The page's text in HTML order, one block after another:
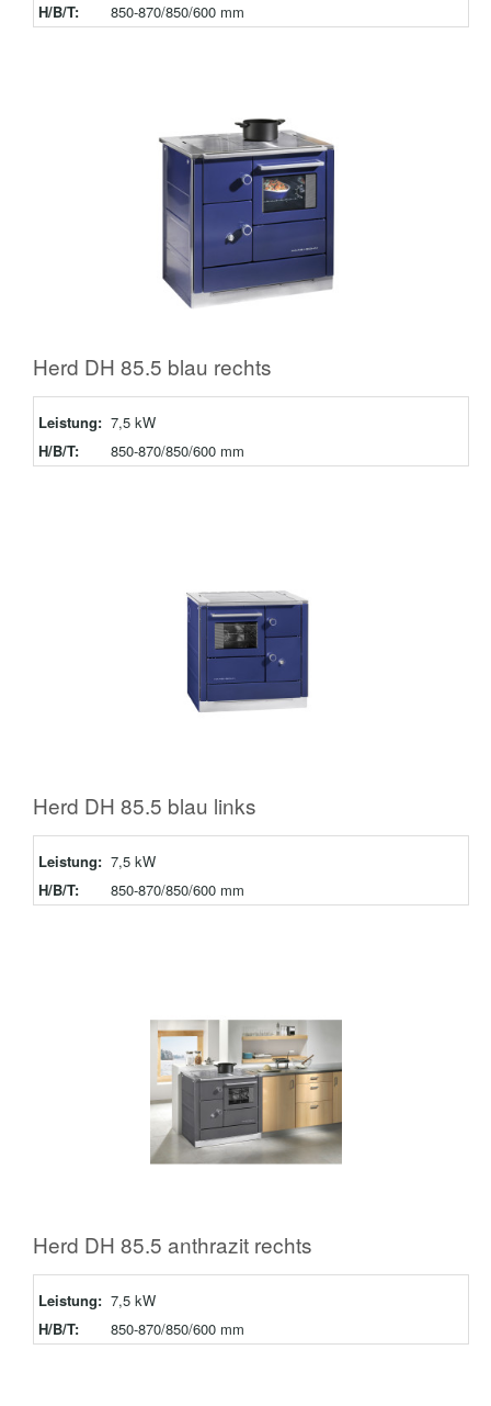
H/B/T:
850-870/850/600 mm
Herd DH 85.5 blau rechts
Leistung: 7,5 kW
H/B/T:
850-870/850/600 mm
Herd DH 85.5 blau links
Leistung: 7,5 kW
H/B/T:
850-870/850/600 mm
Herd DH 85.5 anthrazit rechts
Leistung: 7,5 kW
H/B/T:
850-870/850/600 mm